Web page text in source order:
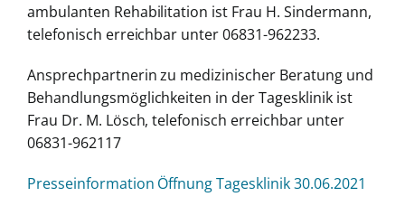
ambulanten Rehabilitation ist Frau H. Sindermann,
telefonisch erreichbar unter 06831-962233.
Ansprechpartnerin zu medizinischer Beratung und
Behandlungsmöglichkeiten in der Tagesklinik ist
Frau Dr. M. Lösch, telefonisch erreichbar unter
06831-962117
Presseinformation Öffnung Tagesklinik 30.06.2021